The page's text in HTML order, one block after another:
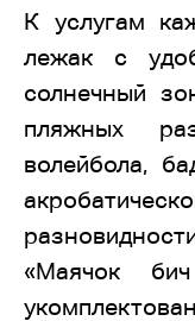
К услугам
лежак с
солнечный
пляжных
волейбола,
«Маячок